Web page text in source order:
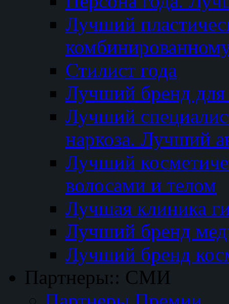
Лучший
Стилист года
Лучший бренд
Лучший
наркоза. Лучший
Лучший
волосами и телом
Лучшая клиника
Лучший бренд
Лучший бренд
Партнеры:: СМИ